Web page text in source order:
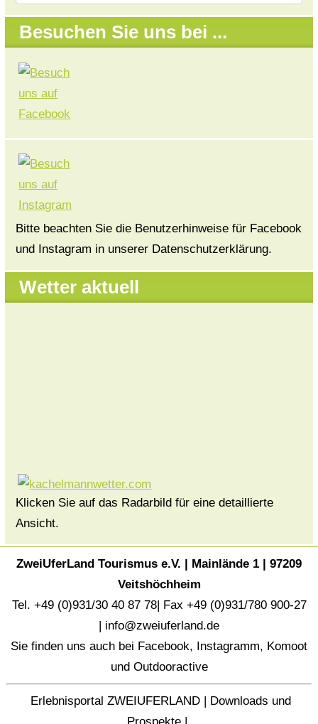
Besuchen Sie uns bei ...
Bitte beachten Sie die Benutzerhinweise für Facebook
und Instagram in unserer Datenschutzerklärung.
Wetter aktuell
Klicken Sie auf das Radarbild für eine detaillierte
Ansicht.
ZweiUferLand Tourismus e.V. | Mainlände 1 | 97209
Veitshöchheim
Tel. +49 (0)931/30 40 87 78| Fax +49 (0)931/780 900-27
info@zweiuferland.de
Sie finden uns auch bei Facebook, Instagramm, Komoot
und Outdooractive
Erlebnisportal ZWEIUFERLAND
Downloads und